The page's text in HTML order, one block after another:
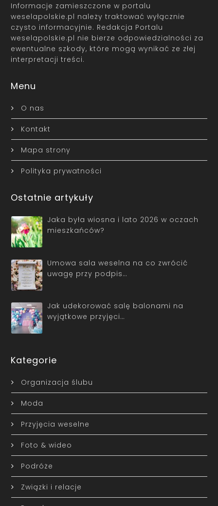
Informacje zamieszczone w portalu
weselapolskie.pl należy traktować wyłącznie
czysto informacyjnie. Redakcja Portalu
weselapolskie.pl nie bierze odpowiedzialności za
ewentualne szkody, które mogą wynikać ze złej
interpretacji treści.
Menu
O nas
Kontakt
Mapa strony
Polityka prywatności
Ostatnie artykuły
Jaka była wiosna i lato 2026 w oczach
mieszkańców?
Umowa sala weselna na co zwrócić
uwagę przy podpis…
Jak udekorować salę balonami na
wyjątkowe przyjęci…
Kategorie
Organizacja ślubu
Moda
Przyjęcia weselne
Foto & wideo
Podróże
Związki i relacje